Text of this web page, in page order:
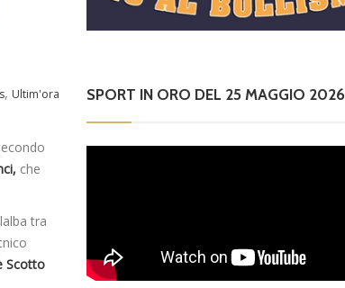
, Ultim'ora
che
tra
Scotto
SPORT IN ORO DEL 25 MAGGIO 2026